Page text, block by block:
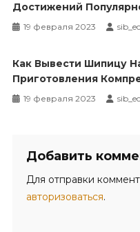
Достижений
19 февраля 2023
Как Вывести Шипицу
Приготовления
19 февраля 2023
Добавить
Для отправки
авторизоваться.